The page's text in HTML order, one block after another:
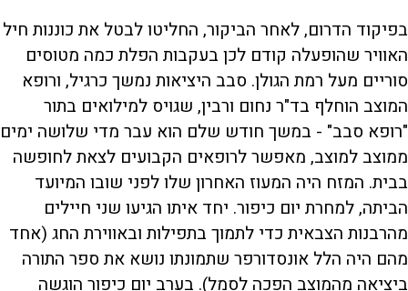
בפיקוד הדרום, לאחר הביקור, החליטו לבטל את כוננות חיל
האוויר שהופעלה קודם לכן בעקבות הפלת כמה מטוסים
סוריים מעל רמת הגולן. סבב היציאות נמשך כרגיל, ורופא
המוצב הוחלף בד"ר נחום ורבין, שגויס למילואים בתור
"רופא סבב" - במשך חודש שלם הוא עבר מדי שלושה ימים
ממוצב למוצב, מאפשר לרופאים הקבועים לצאת לחופשה
בבית. המזח היה המעוז האחרון שלו לפני שובו המיועד
הביתה, למחרת יום כיפור. יחד איתו הגיעו שני חיילים
מהרבנות הצבאית כדי לתמוך בתפילות ובאווירת החג (אחד
מהם היה הלל אונסדורפר שתמונתו נושא את ספר התורה
ביציאה מהמוצב הפכה לסמל). בערב יום כיפור הוגשה